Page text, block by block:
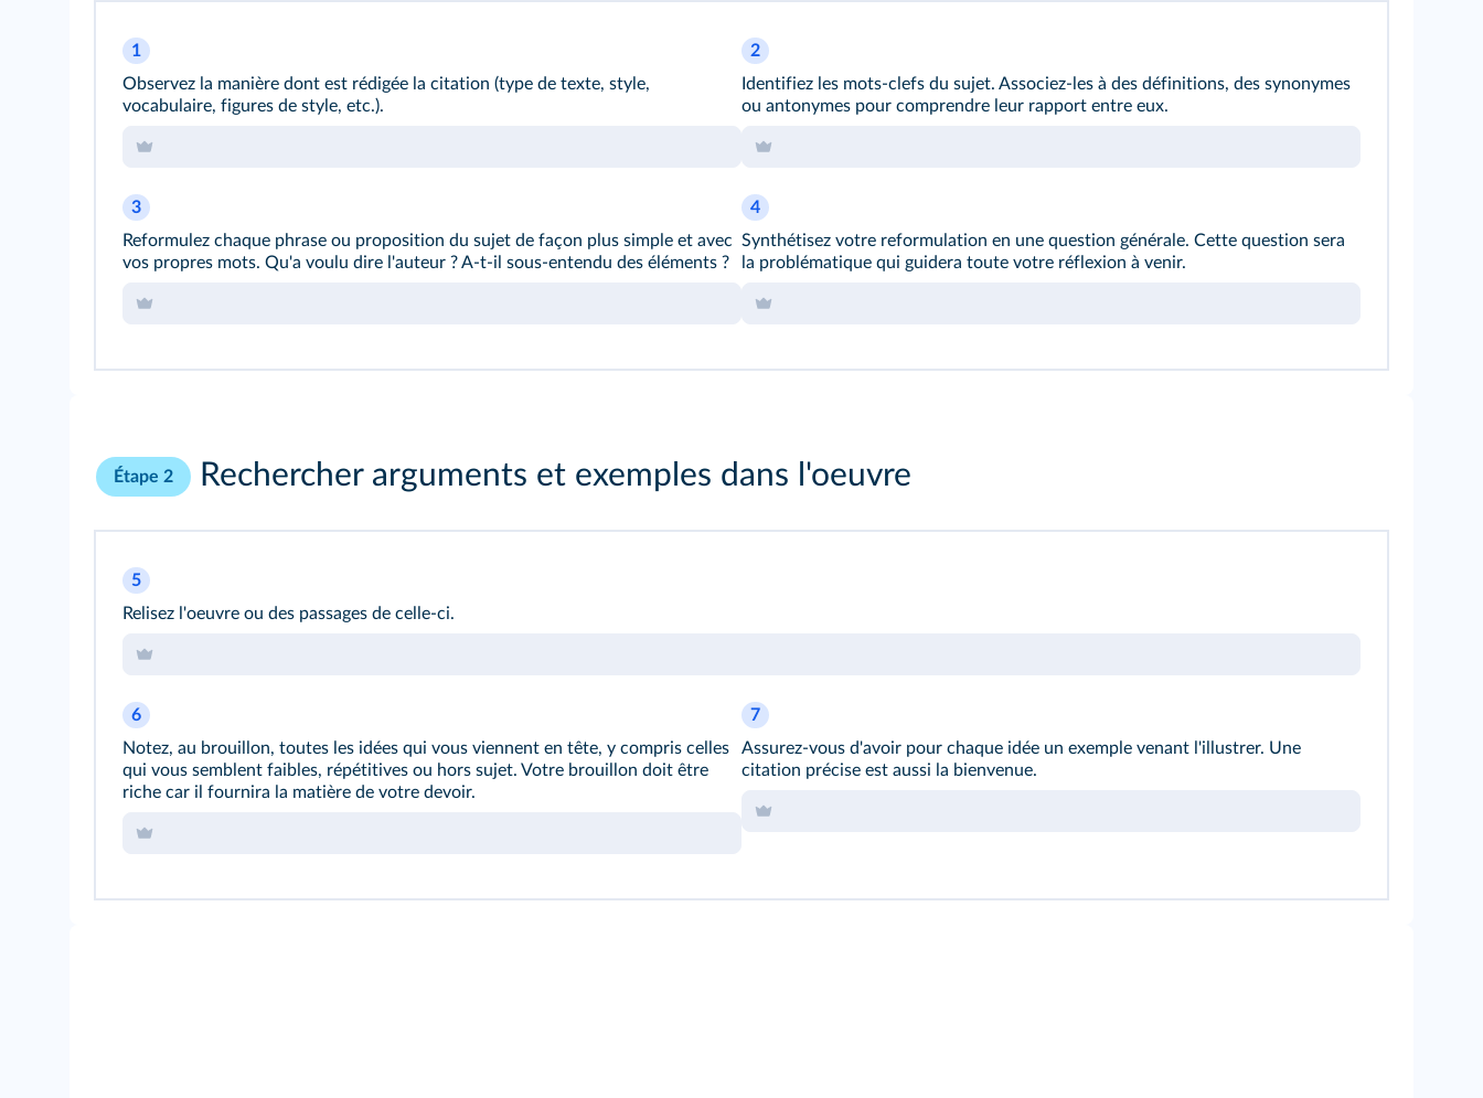
1
Observez la manière dont est rédigée la citation (type de texte, style,
vocabulaire, figures de style, etc.).
2
Identifiez les mots-clefs du sujet. Associez-les à des définitions, des synonymes
ou antonymes pour comprendre leur rapport entre eux.
3
Reformulez chaque phrase ou proposition du sujet de façon plus simple et avec
vos propres mots. Qu'a voulu dire l'auteur ? A-t-il sous-entendu des éléments ?
4
Synthétisez votre reformulation en une question générale. Cette question sera
la problématique qui guidera toute votre réflexion à venir.
Étape 2 Rechercher arguments et exemples dans l'oeuvre
5
Relisez l'oeuvre ou des passages de celle-ci.
6
Notez, au brouillon, toutes les idées qui vous viennent en tête, y compris celles
qui vous semblent faibles, répétitives ou hors sujet. Votre brouillon doit être
riche car il fournira la matière de votre devoir.
7
Assurez-vous d'avoir pour chaque idée un exemple venant l'illustrer. Une
citation précise est aussi la bienvenue.